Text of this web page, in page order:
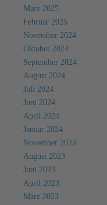
März 2025
Februar 2025
November 2024
Oktober 2024
September 2024
August 2024
Juli 2024
Juni 2024
April 2024
Januar 2024
November 2023
August 2023
Juni 2023
April 2023
März 2023